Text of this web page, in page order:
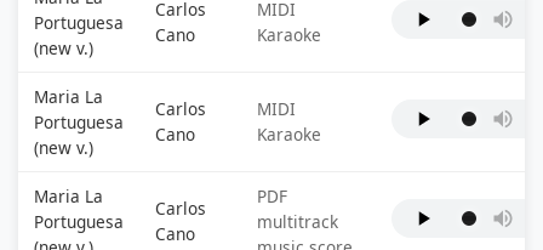
Portuguesa
(new v.)
Carlos
Cano
MIDI
Karaoke
Maria La
Portuguesa
(new v.)
Carlos
Cano
MIDI
Karaoke
Maria La
Portuguesa
Carlos
Cano
PDF
multitrack